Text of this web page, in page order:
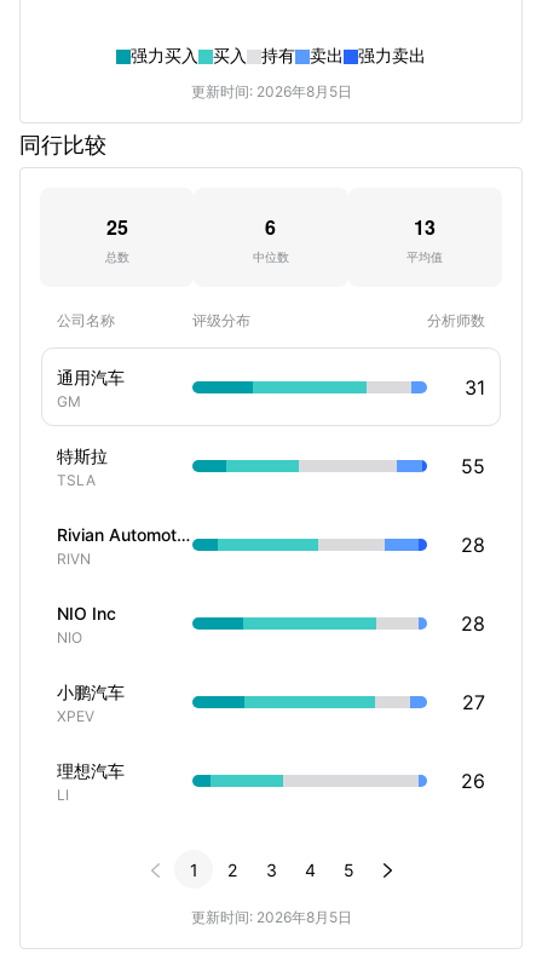
强力买入 买入 持有 卖出 强力卖出
更新时间: 2026年8月5日
同行比较
25
总数
6
中位数
13
平均值
公司名称 评级分布 分析师数
通用汽车
GM
31
特斯拉
TSLA
55
Rivian Automotive Inc
RIVN
28
NIO Inc
NIO
28
小鹏汽车
XPEV
27
理想汽车
LI
26
 1 2 3 4 5 
更新时间: 2026年8月5日